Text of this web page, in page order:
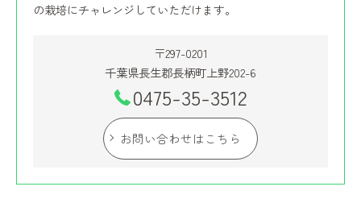
の栽培にチャレンジしていただけます。
〒297-0201
千葉県長生郡長柄町上野202-6
0475-35-3512
お問い合わせはこちら